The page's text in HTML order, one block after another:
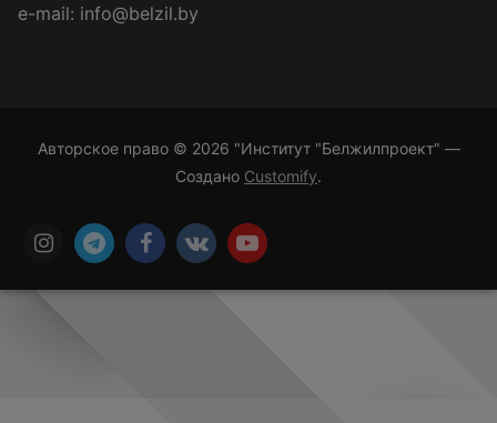
e-mail: info@belzil.by
Авторское право © 2026 "Институт "Белжилпроект" —
Создано Customify.